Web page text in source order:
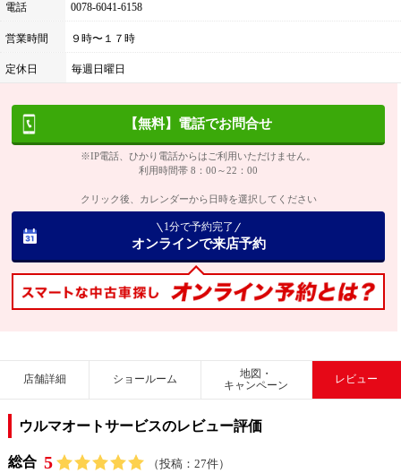
電話 0078-6041-6158
営業時間 ９時〜１７時
定休日 毎週日曜日
【無料】電話でお問合せ
※IP電話、ひかり電話からはご利用いただけません。
利用時間帯 8：00～22：00
クリック後、カレンダーから日時を選択してください
1分で予約完了
オンラインで来店予約
店舗詳細 ショールーム
地図・
キャンペーン
レビュー
ウルマオートサービスのレビュー評価
総合 5 （投稿：27件）